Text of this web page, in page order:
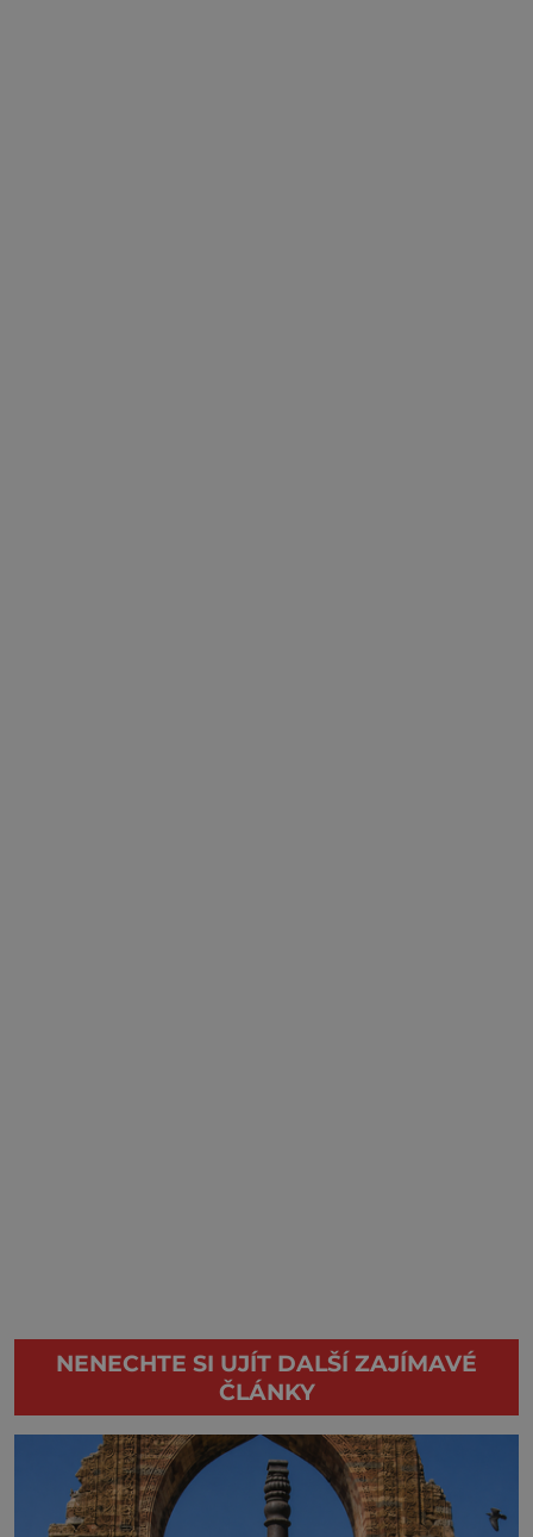
NENECHTE SI UJÍT DALŠÍ ZAJÍMAVÉ
ČLÁNKY